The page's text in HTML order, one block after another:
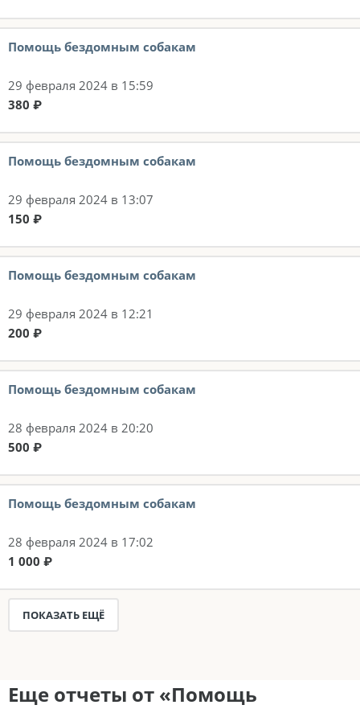
Помощь бездомным собакам
29 февраля 2024 в 15:59
380 ₽
Помощь бездомным собакам
29 февраля 2024 в 13:07
150 ₽
Помощь бездомным собакам
29 февраля 2024 в 12:21
200 ₽
Помощь бездомным собакам
28 февраля 2024 в 20:20
500 ₽
Помощь бездомным собакам
28 февраля 2024 в 17:02
1 000 ₽
ПОКАЗАТЬ ЕЩЁ
Еще отчеты от «Помощь